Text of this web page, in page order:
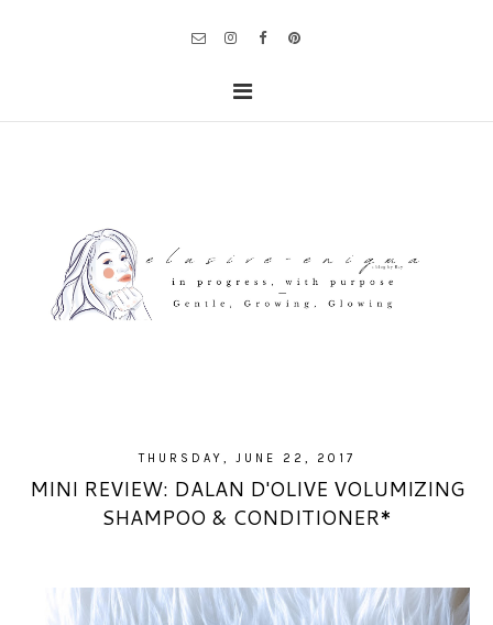
THURSDAY, JUNE 22, 2017
MINI REVIEW: DALAN D'OLIVE VOLUMIZING
SHAMPOO & CONDITIONER*